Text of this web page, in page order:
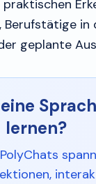
Berufstätige in
geplante
lernen?